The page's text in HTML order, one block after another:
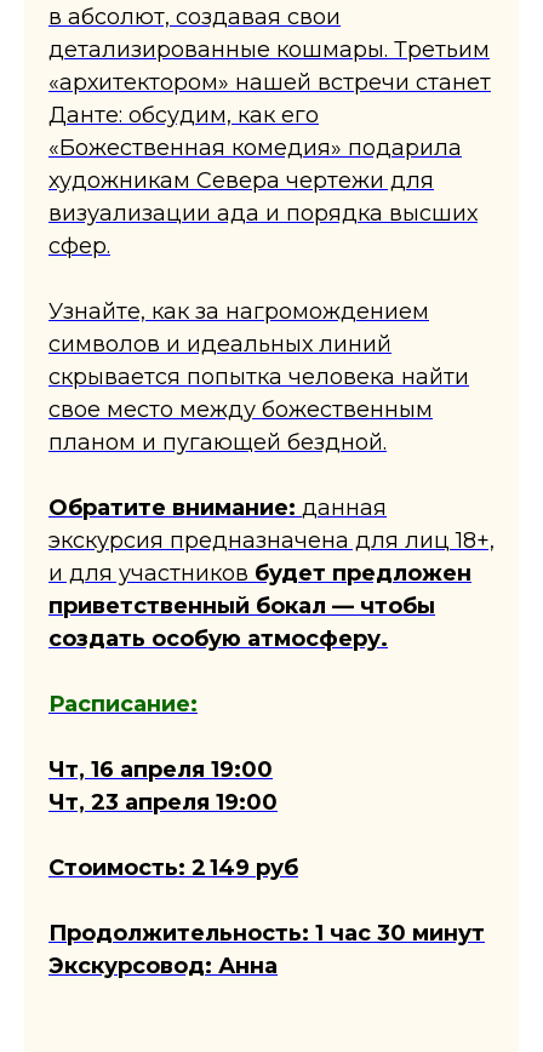
в абсолют, создавая свои
детализированные кошмары. Третьим
«архитектором» нашей встречи станет
Данте: обсудим, как его
«Божественная комедия» подарила
художникам Севера чертежи для
визуализации ада и порядка высших
сфер.
​Узнайте, как за нагромождением
символов и идеальных линий
скрывается попытка человека найти
свое место между божественным
планом и пугающей бездной.
Обратите внимание: данная
экскурсия предназначена для лиц 18+,
и для участников будет предложен
приветственный бокал — чтобы
создать особую атмосферу.
Расписание:
Чт, 16 апреля 19:00
Чт, 23 апреля 19:00
Стоимость: 2 149 руб
Продолжительность: 1 час 30 минут
Экскурсовод: Анна